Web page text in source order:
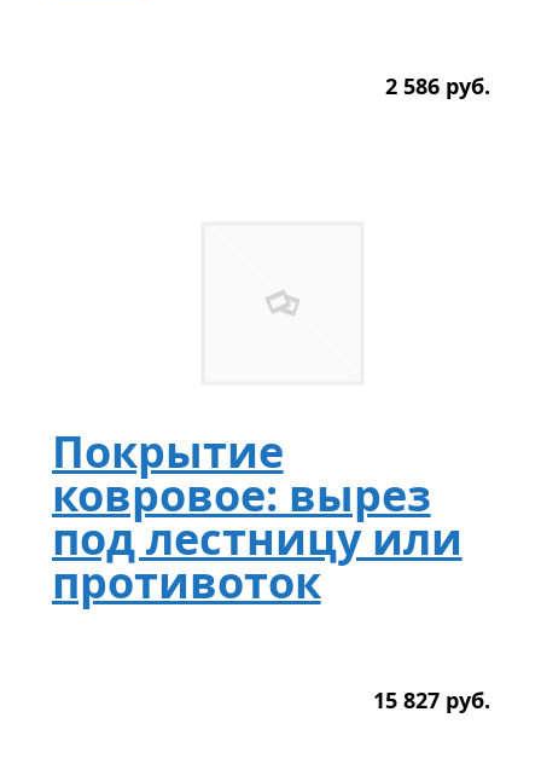
2 586 руб.
Покрытие
ковровое: вырез
под лестницу или
противоток
15 827 руб.